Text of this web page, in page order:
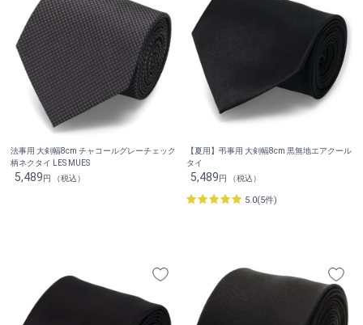
法事用 大剣幅8cm チャコールグレーチェック
柄ネクタイ LES MUES
5,489円 （税込）
【夏用】弔事用 大剣幅8cm 黒無地エアクール
タイ
5,489円 （税込）
5.0(5件)